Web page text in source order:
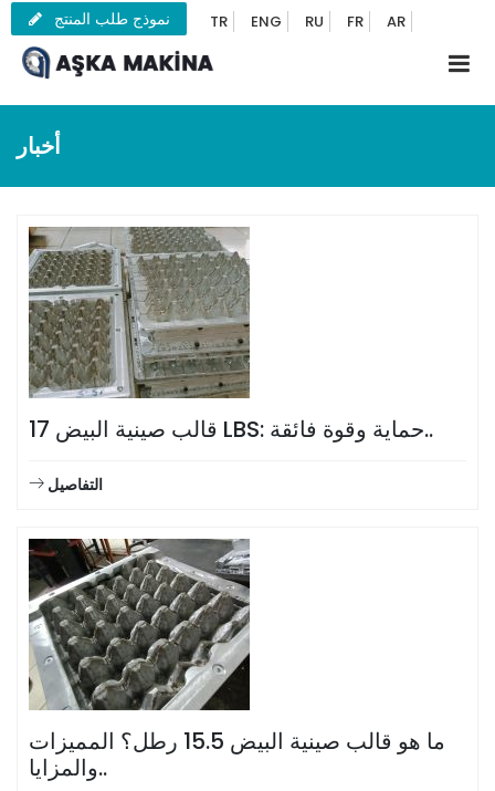
TR ENG RU FR AR نموذج طلب المنتج
أخبار
قالب صينية البيض 17 LBS: حماية وقوة فائقة..
التفاصيل
ما هو قالب صينية البيض 15.5 رطل؟ المميزات
والمزايا..